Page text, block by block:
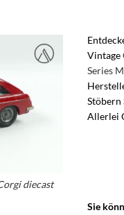
diecast
Vintage
Series
Stöbern
Allerlei
Sie